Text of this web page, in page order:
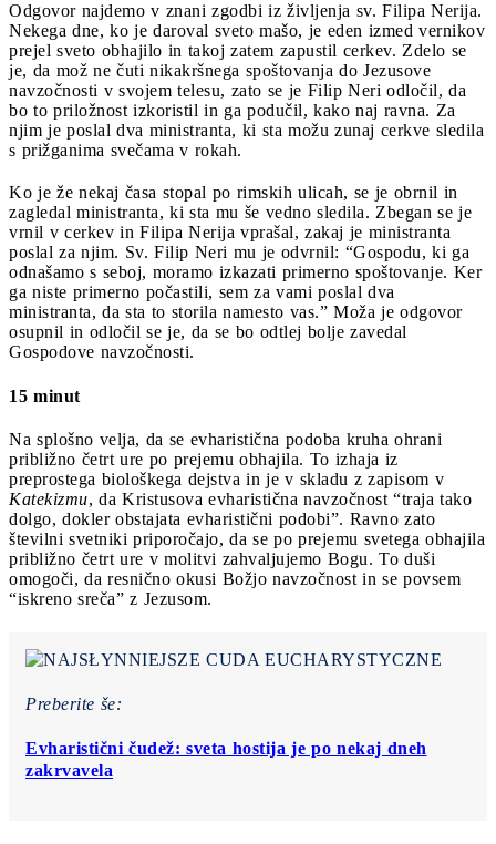
Odgovor najdemo v znani zgodbi iz življenja sv. Filipa Nerija.
Nekega dne, ko je daroval sveto mašo, je eden izmed vernikov
prejel sveto obhajilo in takoj zatem zapustil cerkev. Zdelo se
je, da mož ne čuti nikakršnega spoštovanja do Jezusove
navzočnosti v svojem telesu, zato se je Filip Neri odločil, da
bo to priložnost izkoristil in ga podučil, kako naj ravna. Za
njim je poslal dva ministranta, ki sta možu zunaj cerkve sledila
s prižganima svečama v rokah.
Ko je že nekaj časa stopal po rimskih ulicah, se je obrnil in
zagledal ministranta, ki sta mu še vedno sledila. Zbegan se je
vrnil v cerkev in Filipa Nerija vprašal, zakaj je ministranta
poslal za njim. Sv. Filip Neri mu je odvrnil: “Gospodu, ki ga
odnašamo s seboj, moramo izkazati primerno spoštovanje. Ker
ga niste primerno počastili, sem za vami poslal dva
ministranta, da sta to storila namesto vas.” Moža je odgovor
osupnil in odločil se je, da se bo odtlej bolje zavedal
Gospodove navzočnosti.
15 minut
Na splošno velja, da se evharistična podoba kruha ohrani
približno četrt ure po prejemu obhajila. To izhaja iz
preprostega biološkega dejstva in je v skladu z zapisom v
Katekizmu, da Kristusova evharistična navzočnost “traja tako
dolgo, dokler obstajata evharistični podobi”. Ravno zato
številni svetniki priporočajo, da se po prejemu svetega obhajila
približno četrt ure v molitvi zahvaljujemo Bogu. To duši
omogoči, da resnično okusi Božjo navzočnost in se povsem
“iskreno sreča” z Jezusom.
Preberite še:
Evharistični čudež: sveta hostija je po nekaj dneh
zakrvavela